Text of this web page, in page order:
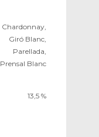
Chardonnay,
Giró Blanc,
Parellada,
Prensal Blanc
13,5 %